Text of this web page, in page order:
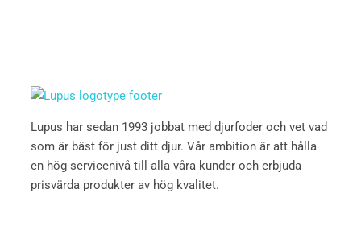
Lupus har sedan 1993 jobbat med djurfoder och vet vad
som är bäst för just ditt djur. Vår ambition är att hålla
en hög servicenivå till alla våra kunder och erbjuda
prisvärda produkter av hög kvalitet.